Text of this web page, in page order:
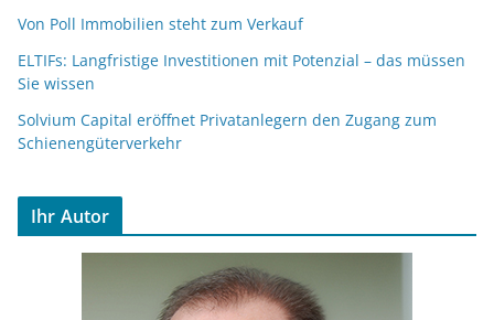
Von Poll Immobilien steht zum Verkauf
ELTIFs: Langfristige Investitionen mit Potenzial – das müssen
Sie wissen
Solvium Capital eröffnet Privatanlegern den Zugang zum
Schienengüterverkehr
Ihr Autor